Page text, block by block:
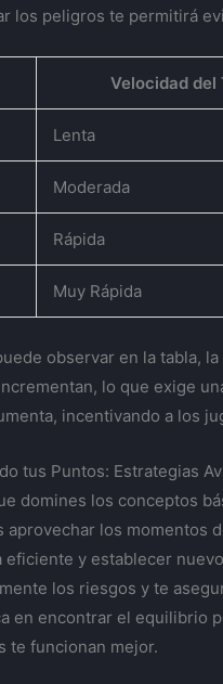
los peligros te permitirá
Velocidad del
Lenta
Moderada
Rápida
Muy Rápida
observar en la tabla,
lo que exige
incentivando a los
tus Puntos: Estrategias
domines los conceptos
aprovechar los momentos
eficiente y establecer
los riesgos y te
en encontrar el equilibrio
te funcionan mejor.